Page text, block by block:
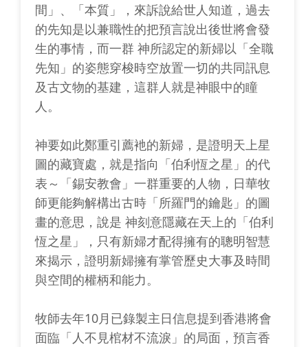
間」、「本質」，來訴說給世人知道，過去
的先知是以兼職性的把預言說出後世將會發
生的事情，而一群 神所認定的新婦以「全職
先知」的姿態穿梭時空放置一切的共同訊息
及古文物的基建，這群人就是神眼中的瞳
人。
神要如此鄭重引薦衪的新婦，是證明天上星
圖的藏寶處，就是指向「伯利恆之星」的代
表～「錫安教會」一群重要的人物，日華牧
師更能夠解構出古時「所羅門的鑰匙」的圖
畫的意思，說是 神刻意隱藏在天上的「伯利
恆之星」，只有新婦才配得擁有的聰明智慧
來揭示，證明新婦擁有掌管歷史大事及時間
與空間的權柄和能力。
牧師去年10月已錄製主日信息提到香港將會
面臨「人不見棺材不流淚」的局面，預言香